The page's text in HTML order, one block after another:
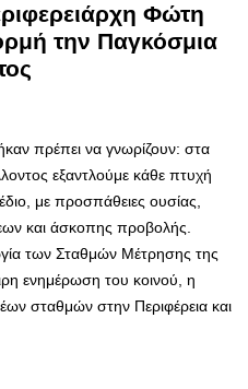
Φώτη
την Παγκόσμια
πρέπει να γνωρίζουν: στα
εξαντλούμε κάθε πτυχή
με προσπάθειες ουσίας,
και άσκοπης προβολής.
των Σταθμών Μέτρησης της
ενημέρωση του κοινού, η
σταθμών στην Περιφέρεια και